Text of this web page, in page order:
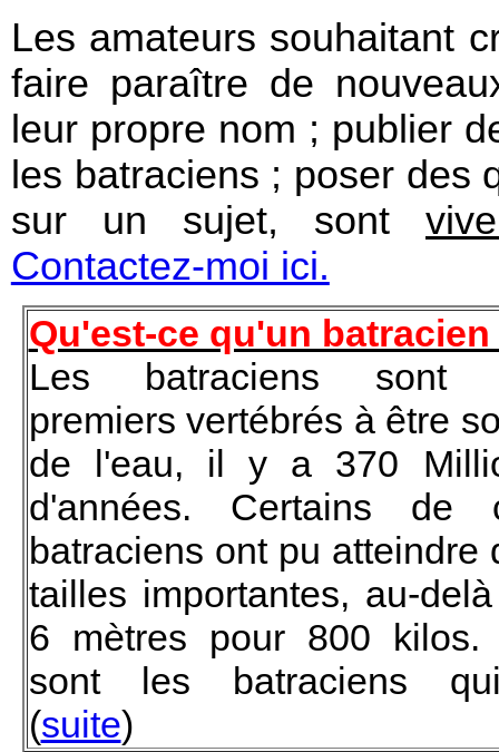
Les amateurs souhaitant
faire paraître de
leur propre nom ; publier
les batraciens ; poser des
sur un sujet, sont
Contactez-moi ici.
Qu'est-ce qu'un batracien
Les batraciens sont
premiers vertébrés à être
de l'eau, il y a 370
d'années. Certains de
batraciens ont pu atteindre
tailles importantes, au-
6 mètres pour 800 kilos.
sont les batraciens
(suite)